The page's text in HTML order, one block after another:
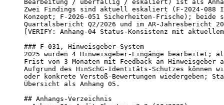
Bearbeitung / überfällig / eskaliert) ist als
Zwei Findings sind aktuell eskaliert (F-2024-088
Konzept; F-2026-051 Sicherheiten-Frische); beide
Quartalsbericht Q2/2026 und im AR-Jahresbericht
[VERIFY: Anhang-04 Status-Konsistenz mit
### F-031, Hinweisgeber-System
2025 wurden 4 Hinweisgeber-Eingänge bearbeitet;
Frist von 3 Monaten mit Feedback an Hinweisgeber
Aufgrund des HinSchG-Identitäts-Schutzes können
oder konkrete Verstoß-Bewertungen wiedergeben;
Übersicht als Anhang 05.
## Anhangs-Verzeichnis